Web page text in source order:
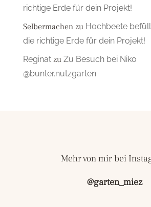
richtige Erde für dein Projekt!
Selbermachenzu Hochbeete
die richtige Erde für dein Projekt!
Reginatzu Zu Besuch bei Niko
@bunter.nutzgarten
Mehr von mir bei
@garten_miez